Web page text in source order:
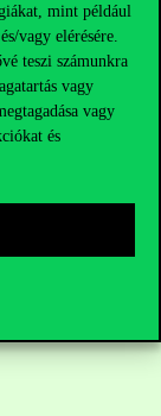
mint például
vagy elérésére.
teszi számunkra
vagy
vagy
és